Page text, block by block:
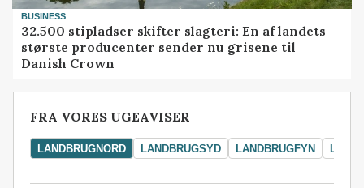
BUSINESS
32.500 stipladser skifter slagteri: En af landets
største producenter sender nu grisene til
Danish Crown
FRA VORES UGEAVISER
LANDBRUGNORD LANDBRUGSYD LANDBRUGFYN